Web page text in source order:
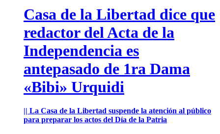
Casa de la Libertad dice que
redactor del Acta de la
Independencia es
antepasado de 1ra Dama
«Bibi» Urquidi
|| La Casa de la Libertad suspende la atención al público
para preparar los actos del Día de la Patria